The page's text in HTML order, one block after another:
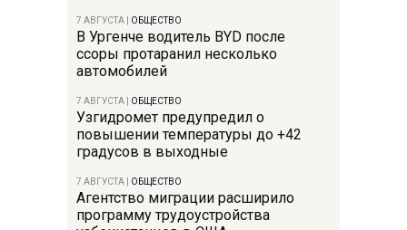
7 АВГУСТА ОБЩЕСТВО
В Ургенче водитель BYD после
ссоры протаранил несколько
автомобилей
7 АВГУСТА ОБЩЕСТВО
Узгидромет предупредил о
повышении температуры до +42
градусов в выходные
7 АВГУСТА ОБЩЕСТВО
Агентство миграции расширило
программу трудоустройства